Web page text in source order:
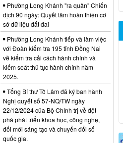
Phường Long Khánh "ra quân" Chiến
dịch 90 ngày: Quyết tâm hoàn thiện cơ
sở dữ liệu đất đai
Phường Long Khánh tiếp và làm việc
với Đoàn kiểm tra 195 tỉnh Đồng Nai
về kiểm tra cải cách hành chính và
kiểm soát thủ tục hành chính năm
2025.
Tổng Bí thư Tô Lâm đã ký ban hành
Nghị quyết số 57-NQ/TW ngày
22/12/2024 của Bộ Chính trị về đột
phá phát triển khoa học, công nghệ,
đổi mới sáng tạo và chuyển đổi số
quốc gia.